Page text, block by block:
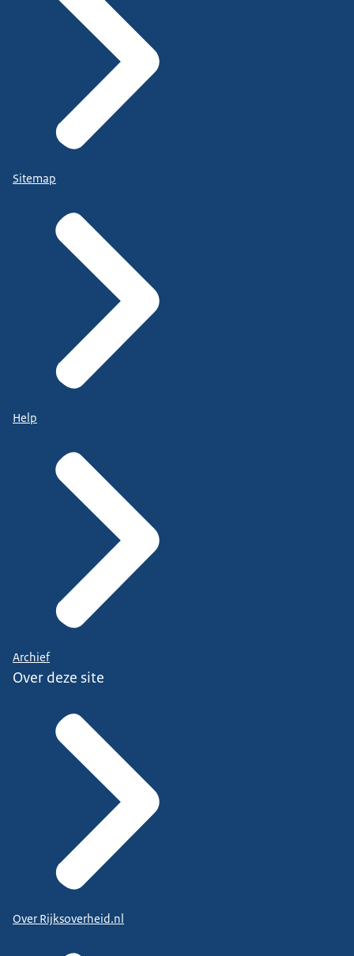
Sitemap
Help
Archief
Over deze site
Over Rijksoverheid.nl